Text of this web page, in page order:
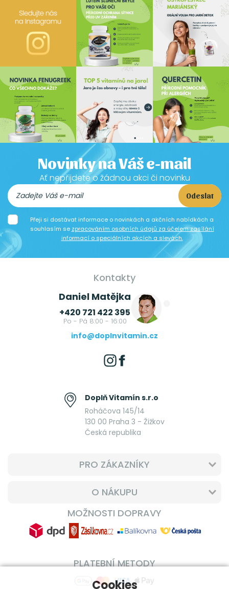
Novinky na Váš e-mail
Ať nepřijdete o žádnou akci či novinku
Odeslat
Přeji si dostávat informace o novinkách a akčních nabídkách a
souhlasím se zpracováním osobních údajů za účelem zasílání
informací o speciálních akcích a slevách.
Kontakty
Daniel Matějka
+420 721 422 395
Po - Pá 8:00 - 16:00
info@doplnvitamin.cz
Doplň Vitamín s.r.o
Roháčova 145/14
130 00 Praha 3 - Žižkov
Česká republika
PRO ZÁKAZNÍKY
O NÁKUPU
MOŽNOSTI DOPRAVY
PLATEBNÍ METODY
Cookies